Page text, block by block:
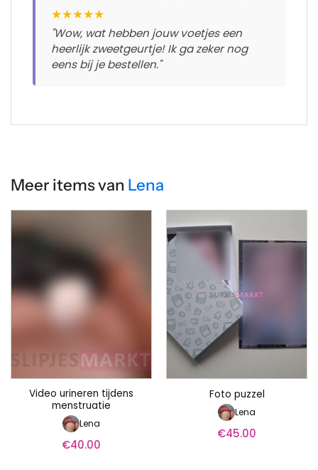
★★★★★
"Wow, wat hebben jouw voetjes een
heerlijk zweetgeurtje! Ik ga zeker nog
eens bij je bestellen."
Meer items van Lena
Video urineren tijdens
menstruatie
Lena
€40.00
Foto puzzel
Lena
€45.00